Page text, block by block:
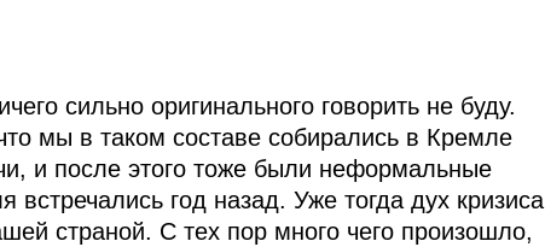
сильно оригинального говорить не буду.
мы в таком составе собирались в Кремле
и после этого тоже были неформальные
год назад. Уже тогда дух кризиса
страной. С тех пор много чего произошло,